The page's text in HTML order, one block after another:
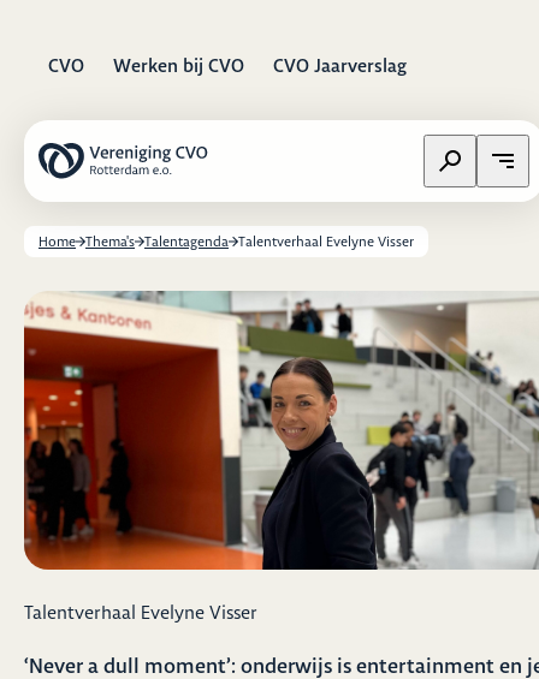
CVO Werken bij CVO CVO Jaarverslag
Zoeken op
Home Thema's Talentagenda Talentverhaal Evelyne Visser
Talentverhaal Evelyne Visser
‘Never a dull moment’: onderwijs is entertainment en